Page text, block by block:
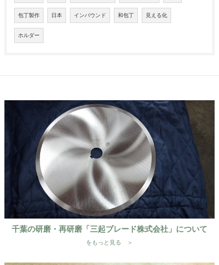
包丁製作 日本 インバウンド 和包丁 見える化
ホルダー
千葉の研磨・再研磨「三起ブレード株式会社」について
をもっと見る ＞